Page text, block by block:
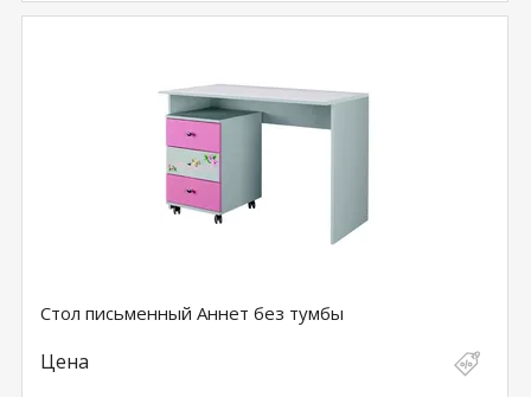
Стол письменный Аннет без тумбы
Цена